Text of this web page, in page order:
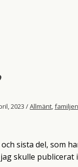
2023 /Allmänt,familjen
sista del, som
skulle publicerat